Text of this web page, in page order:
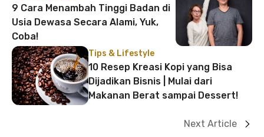
9 Cara Menambah Tinggi Badan di
Usia Dewasa Secara Alami, Yuk,
Coba!
Tips & Lifestyle
10 Resep Kreasi Kopi yang Bisa
Dijadikan Bisnis | Mulai dari
Makanan Berat sampai Dessert!
Next Article